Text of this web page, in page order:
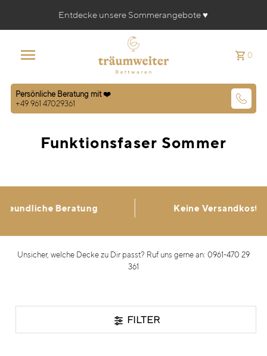
Entdecke unsere Sommerangebote ♥️
Persönliche Beratung mit ❤️
+49 961 47029361
0
Funktionsfaser Sommer
Beratung Keine Versandkosten
Unsicher, welche Decke zu Dir passt? Ruf uns gerne an: 0961-470 29
361
FILTER